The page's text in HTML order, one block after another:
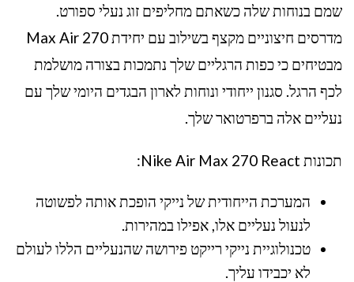
שמם בנוחות שלה כשאתם מחליפים זוג נעלי ספורט.
מדרסים חיצוניים מקצף בשילוב עם יחידת Max Air 270
מבטיחים כי כפות הרגליים שלך נתמכות בצורה מושלמת
לכף הרגל. סגנון ייחודי ונוחות לארון הבגדים היומי שלך עם
נעליים אלה ברפרטואר שלך.
תכונות Nike Air Max 270 React:
המערכת הייחודית של נייקי הופכת אותה לפשוטה
לנעול נעליים אלו, אפילו במהירות.
טכנולוגיית נייקי רייקט פירושה שהנעליים הללו לעולם
לא יכבידו עליך.